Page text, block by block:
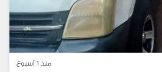
منذ 1 أسبوع